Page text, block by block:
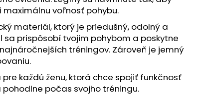
voľnosť pohybu.
materiál, ktorý je priedušný, odolný a
prispôsobí tvojim pohybom a poskytne
tréningov. Zároveň je jemný
každú ženu, ktorá chce spojiť funkčnosť
počas svojho tréningu.